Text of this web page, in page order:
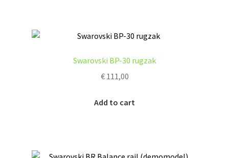
Swarovski BP-30 rugzak
€111,00
Add to cart